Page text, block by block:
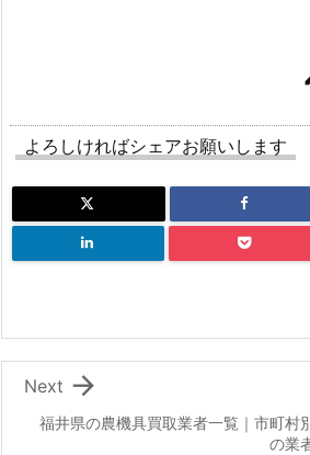
よろしければシェアお願いします
福井県の農機具買取業者一覧｜市町村
の業

Next